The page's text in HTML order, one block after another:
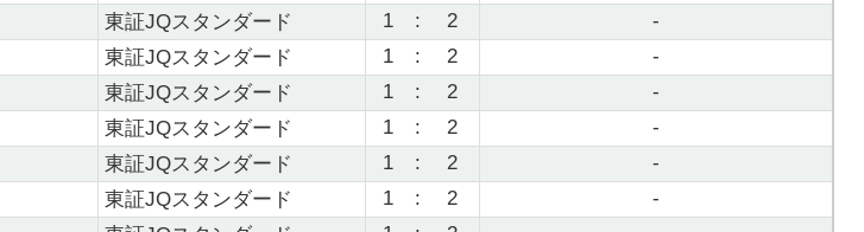
東証JQスタンダード 1 : 2
-
東証JQスタンダード 1 : 2
-
東証JQスタンダード 1 : 2
-
東証JQスタンダード 1 : 2
-
東証JQスタンダード 1 : 2
-
東証JQスタンダード 1 : 2
-